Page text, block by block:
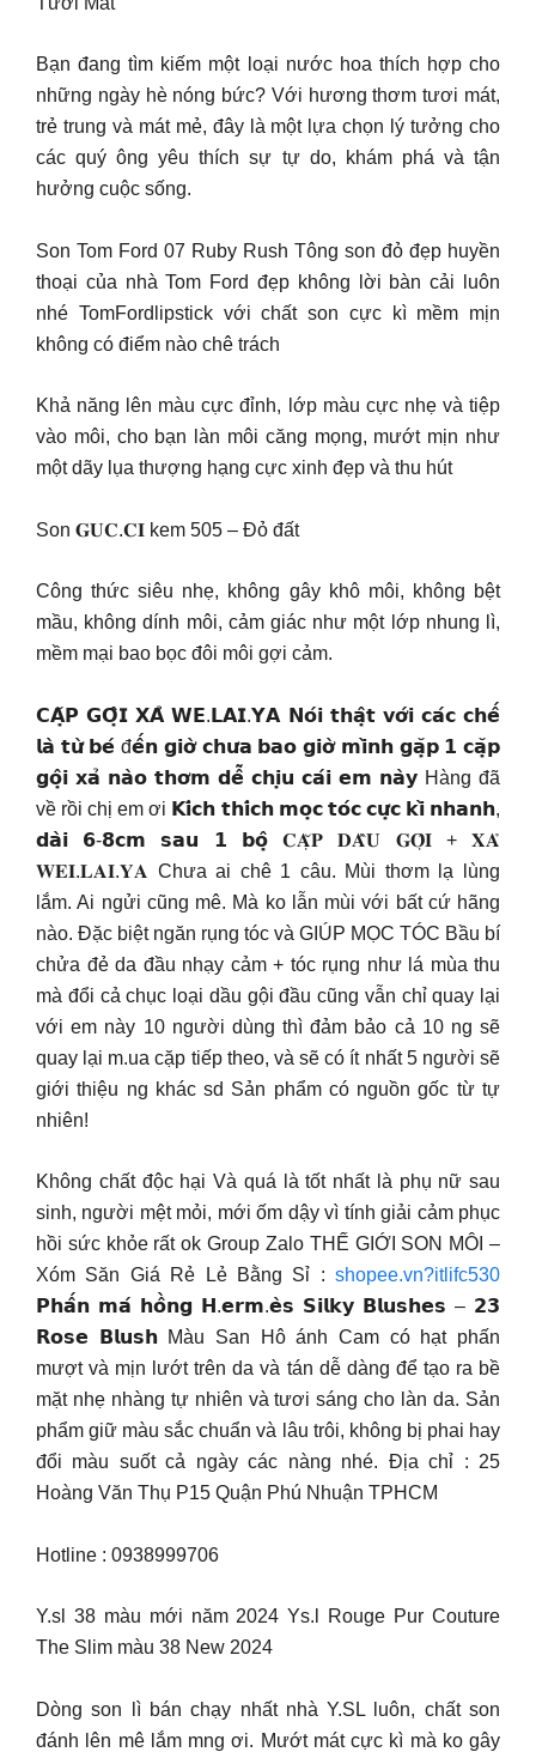
Bạn đang tìm kiếm một loại nước hoa thích hợp cho
những ngày hè nóng bức? Với hương thơm tươi mát,
trẻ trung và mát mẻ, đây là một lựa chọn lý tưởng cho
các quý ông yêu thích sự tự do, khám phá và tận
hưởng cuộc sống.
Son Tom Ford 07 Ruby Rush Tông son đỏ đẹp huyền
thoại của nhà Tom Ford đẹp không lời bàn cải luôn
nhé TomFordlipstick với chất son cực kì mềm mịn
không có điểm nào chê trách
Khả năng lên màu cực đỉnh, lớp màu cực nhẹ và tiệp
vào môi, cho bạn làn môi căng mọng, mướt mịn như
một dãy lụa thượng hạng cực xinh đẹp và thu hút
Son 𝐆𝐔𝐂.𝐂𝐈 kem 505 – Đỏ đất
Công thức siêu nhẹ, không gây khô môi, không bệt
mầu, không dính môi, cảm giác như một lớp nhung lì,
mềm mại bao bọc đôi môi gợi cảm.
𝗖𝗔̣̆𝗣 𝗚𝗢̣̂𝗜 𝗫𝗔̉ 𝗪𝗘.𝗟𝗔𝗜.𝗬𝗔 𝗡𝗼́𝗶 𝘁𝗵𝗮̣̂𝘁 𝘃𝗼̛́𝗶 𝗰𝗮́𝗰 𝗰𝗵𝗲̂́
𝗹𝗮̀ 𝘁𝘂̛̀ 𝗯𝗲́ đ𝗲̂́𝗻 𝗴𝗶𝗼̛̀ 𝗰𝗵𝘂̛𝗮 𝗯𝗮𝗼 𝗴𝗶𝗼̛̀ 𝗺𝗶̀𝗻𝗵 𝗴𝗮̣̆𝗽 𝟭 𝗰𝗮̣̆𝗽
𝗴𝗼̣̂𝗶 𝘅𝗮̉ 𝗻𝗮̀𝗼 𝘁𝗵𝗼̛𝗺 𝗱𝗲̂̃ 𝗰𝗵𝗶̣𝘂 𝗰𝗮́𝗶 𝗲𝗺 𝗻𝗮̀𝘆 Hàng đã
về rồi chị em ơi 𝗞𝗶́𝗰𝗵 𝘁𝗵𝗶́𝗰𝗵 𝗺𝗼̣𝗰 𝘁𝗼́𝗰 𝗰𝘂̛̣𝗰 𝗸𝗶̀ 𝗻𝗵𝗮𝗻𝗵,
𝗱𝗮̀𝗶 𝟲-𝟴𝗰𝗺 𝘀𝗮𝘂 𝟭 𝗯𝗼̣̂ 𝐂𝐀̣̆𝐏 𝐃𝐀̂̀𝐔 𝐆𝐎̣̂𝐈 + 𝐗𝐀̉
𝐖𝐄𝐈.𝐋𝐀𝐈.𝐘𝐀 Chưa ai chê 1 câu. Mùi thơm lạ lùng
lắm. Ai ngửi cũng mê. Mà ko lẫn mùi với bất cứ hãng
nào. Đặc biệt ngăn rụng tóc và GIÚP MỌC TÓC Bầu bí
chửa đẻ da đầu nhạy cảm + tóc rụng như lá mùa thu
mà đổi cả chục loại dầu gội đầu cũng vẫn chỉ quay lại
với em này 10 người dùng thì đảm bảo cả 10 ng sẽ
quay lại m.ua cặp tiếp theo, và sẽ có ít nhất 5 người sẽ
giới thiệu ng khác sd Sản phẩm có nguồn gốc từ tự
nhiên!
Không chất độc hại Và quá là tốt nhất là phụ nữ sau
sinh, người mệt mỏi, mới ốm dậy vì tính giải cảm phục
hồi sức khỏe rất ok Group Zalo THẾ GIỚI SON MÔI –
Xóm Săn Giá Rẻ Lẻ Bằng Sỉ : shopee.vn?itlifc530
𝗣𝗵𝗮̂́𝗻 𝗺𝗮́ 𝗵𝗼̂̀𝗻𝗴 𝗛.𝗲𝗿𝗺.𝗲̀𝘀 𝗦𝗶𝗹𝗸𝘆 𝗕𝗹𝘂𝘀𝗵𝗲𝘀 – 𝟮𝟯
𝗥𝗼𝘀𝗲 𝗕𝗹𝘂𝘀𝗵 Màu San Hô ánh Cam có hạt phấn
mượt và mịn lướt trên da và tán dễ dàng để tạo ra bề
mặt nhẹ nhàng tự nhiên và tươi sáng cho làn da. Sản
phẩm giữ màu sắc chuẩn và lâu trôi, không bị phai hay
đổi màu suốt cả ngày các nàng nhé. Địa chỉ : 25
Hoàng Văn Thụ P15 Quận Phú Nhuận TPHCM
Hotline : 0938999706
Y.sl 38 màu mới năm 2024 Ys.l Rouge Pur Couture
The Slim màu 38 New 2024
Dòng son lì bán chạy nhất nhà Y.SL luôn, chất son
đánh lên mê lắm mng ơi. Mướt mát cực kì mà ko gây